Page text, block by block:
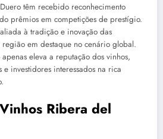
têm recebido reconhecimento
prêmios em competições de prestígio.
à tradição e inovação das
em destaque no cenário global.
eleva a reputação dos vinhos,
e investidores interessados na rica
Ribera del